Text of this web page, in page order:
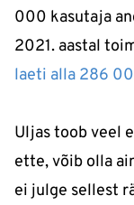
000 kasutaja
2021. aastal
laeti alla 286
Uljas toob veel
ette, võib olla
ei julge sellest